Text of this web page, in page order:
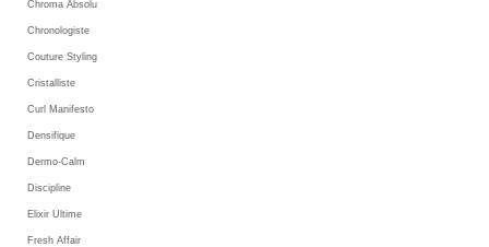
Chroma Absolu
Chronologiste
Couture Styling
Cristalliste
Curl Manifesto
Densifique
Dermo-Calm
Discipline
Elixir Ultime
Fresh Affair